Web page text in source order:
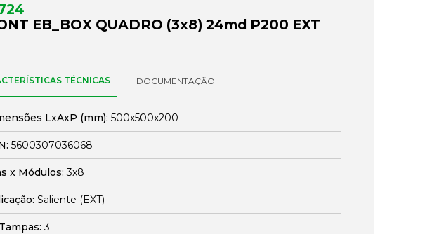
EB_BOX QUADRO (3x8) 24md P200 EXT
TÉCNICAS DOCUMENTAÇÃO
LxAxP (mm): 500x500x200
5600307036068
x Módulos:3x8
Saliente (EXT)
3